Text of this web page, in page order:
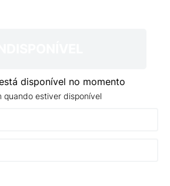
disponível no momento
quando estiver disponível
ULTRARANGE